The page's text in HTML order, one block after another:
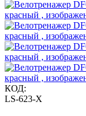
КОД:
LS-623-X